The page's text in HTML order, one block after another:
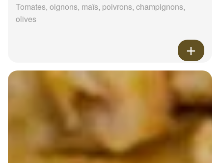
Tomates, oignons, maïs, poivrons, champignons,
olives